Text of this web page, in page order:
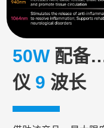
50W配备
仪 9 波长